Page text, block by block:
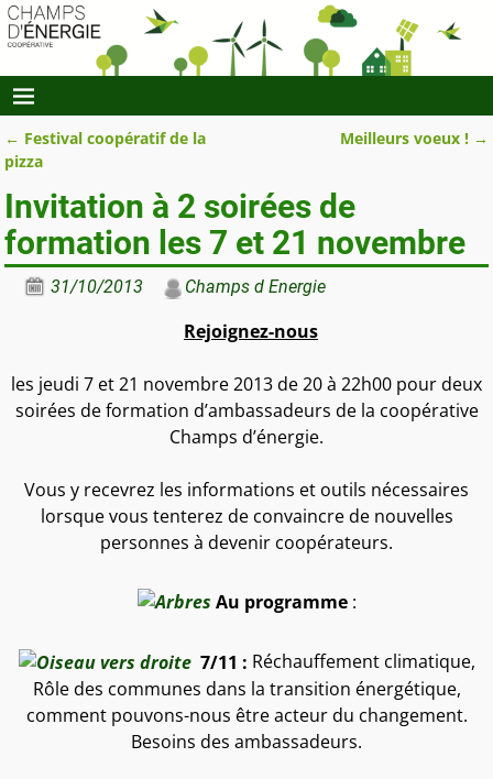
Navigation des articles
← Festival coopératif de la
pizza
Meilleurs voeux ! →
Invitation à 2 soirées de
formation les 7 et 21 novembre
31/10/2013 Champs d Energie
Rejoignez-nous
les jeudi 7 et 21 novembre 2013 de 20 à 22h00 pour deux
soirées de formation d’ambassadeurs de la coopérative
Champs d’énergie.
Vous y recevrez les informations et outils nécessaires
lorsque vous tenterez de convaincre de nouvelles
personnes à devenir coopérateurs.
Au programme:
7/11 : Réchauffement climatique,
Rôle des communes dans la transition énergétique,
comment pouvons-nous être acteur du changement.
Besoins des ambassadeurs.